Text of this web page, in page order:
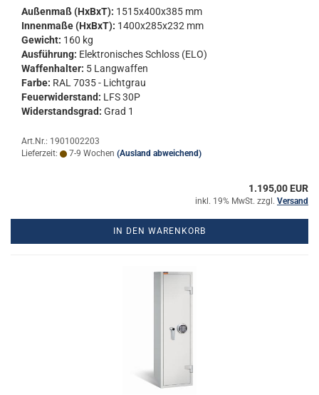
Au­ßen­maß (HxBxT): 1515x400x385 mm
In­nen­ma­ße (HxBxT): 1400x285x232 mm
Ge­wicht: 160 kg
Aus­füh­rung: Elek­tro­ni­sches Schloss (ELO)
Waf­fen­hal­ter: 5 Lang­waf­fen
Farbe: RAL 7035 - Licht­grau
Feu­er­wi­der­stand: LFS 30P
Wi­der­stands­grad: Grad 1
Art.Nr.: 1901002203
Lieferzeit:
7-9 Wochen (Ausland abweichend)
1.195,00 EUR
inkl. 19% MwSt. zzgl. Versand
IN DEN WARENKORB